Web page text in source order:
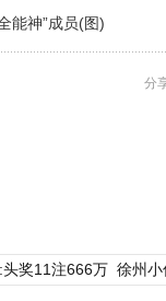
能神”成员(图)
分
奖11注666万 徐州